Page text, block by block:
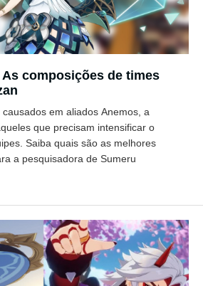
composições de times
em aliados Anemos, a
que precisam intensificar o
Saiba quais são as melhores
a pesquisadora de Sumeru